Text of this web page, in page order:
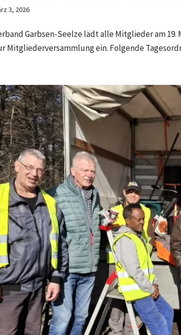
3, 2026
Garbsen-Seelze lädt alle Mitglieder am 19.
Mitgliederversammlung ein. Folgende